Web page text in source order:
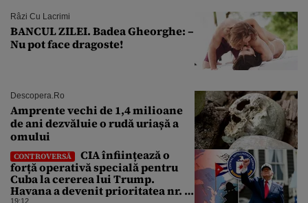
Râzi Cu Lacrimi
BANCUL ZILEI. Badea Gheorghe: –
Nu pot face dragoste!
Descopera.ro
Amprente vechi de 1,4 milioane
de ani dezvăluie o rudă uriașă a
omului
CONTROVERSĂ
CIA înființează o
forță operativă specială pentru
Cuba la cererea lui Trump.
Havana a devenit prioritatea nr. 1
19:12